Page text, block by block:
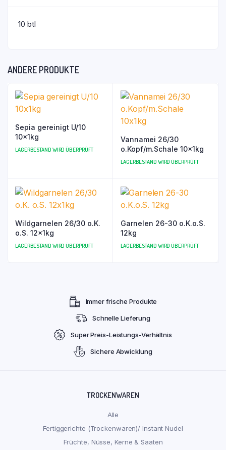
10 btl
ANDERE PRODUKTE
Sepia gereinigt U/10
10x1kg
LAGERBESTAND WIRD ÜBERPRÜFT
Vannamei 26/30
o.Kopf/m.Schale 10x1kg
LAGERBESTAND WIRD ÜBERPRÜFT
Wildgarnelen 26/30 o.K.
o.S. 12x1kg
LAGERBESTAND WIRD ÜBERPRÜFT
Garnelen 26-30 o.K.o.S.
12kg
LAGERBESTAND WIRD ÜBERPRÜFT
Immer frische Produkte
Schnelle Lieferung
Super Preis-Leistungs-Verhältnis
Sichere Abwicklung
TROCKENWAREN
Alle
Fertiggerichte (Trockenwaren)/ Instant Nudel
Früchte, Nüsse, Kerne & Saaten